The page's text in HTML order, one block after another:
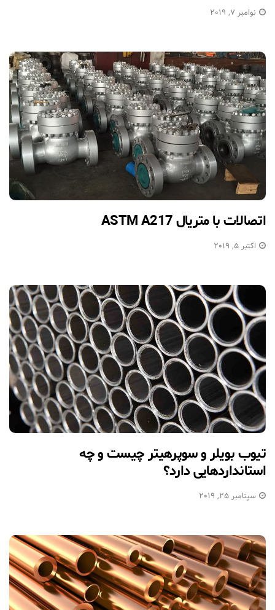
نوامبر 7, 2019
اتصالات با متریال ASTM A217
اکتبر 5, 2019
تیوب بویلر و سوپرهیتر چیست و چه
استانداردهایی دارد؟
سپتامبر 25, 2019